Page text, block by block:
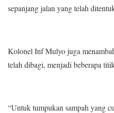
sepanjang jalan yang telah
Kolonel Inf Mulyo juga
telah dibagi, menjadi beberapa
“Untuk tumpukan sampah yang